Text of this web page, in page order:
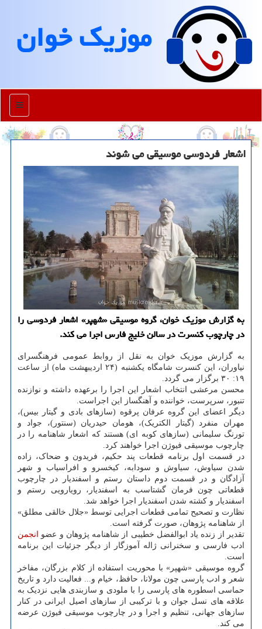
موزیك خوان
منو
اشعار فردوسی موسیقی می شوند
به گزارش موزیک خوان، گروه موسیقی «شهپر» اشعار فردوسی را
در چارچوب کنسرت در سالن خلیج فارس اجرا می کند.
به گزارش موزیک خوان به نقل از روابط عمومی فرهنگسرای
نیاوران، این کنسرت شامگاه یکشنبه (۲۴ اردیبهشت ماه) از ساعت
۱۹: ۳۰ برگزار می گردد.
محسن مرعشی انتخاب اشعار این اجرا را برعهده داشته و نوازنده
تنبور، سرپرست، خواننده و آهنگساز این اجراست.
دیگر اعضای این گروه عرفان پرقوه (سازهای بادی و گیتار بیس)،
مهران منفرد (گیتار الکتریک)، هومان حیدریان (سنتور)، جواد و
تورنگ سلیمانی (سازهای کوبه ای) هستند که اشعار شاهنامه را در
چارچوب موسیقی فیوژن اجرا خواهند کرد.
در قسمت اول برنامه قطعات پند حکیم، فریدون و ضحاک، زاده
شدن سیاوش، سیاوش و سودابه، کیخسرو و افراسیاب و شهر
آزادگان و در قسمت دوم داستان رستم و اسفندیار در چارچوب
قطعاتی چون فرمان گشتاسب به اسفندیار، رویارویی رستم و
اسفندیار و کشته شدن اسفندیار اجرا خواهد شد.
نظارت و تصحیح تمامی قطعات اجرایی توسط «جلال خالقی مطلق»
از شاهنامه پژوهان، صورت گرفته است.
تقدیر از زنده یاد ابوالفضل خطیبی از شاهنامه پژوهان و عضو
انجمن
ادب فارسی و سخنرانی ژاله آموزگار از دیگر جزئیات این برنامه
است.
گروه موسیقی «شهپر» با محوریت استفاده از کلام بزرگان، مفاخر
شعر و ادب پارسی چون مولانا، حافظ، خیام و... فعالیت دارد و تاریخ
حماسی اسطوره های پارسی را با ملودی و سازبندی هایی نزدیک به
علاقه های نسل جوان و با ترکیبی از سازهای اصیل ایرانی در کنار
سازهای جهانی، تنظیم و اجرا و در چارچوب موسیقی فیوژن عرضه
می کند.